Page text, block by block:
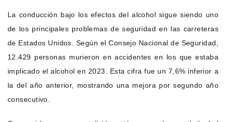
La conducción bajo los efectos del alcohol sigue siendo uno
de los principales problemas de seguridad en las carreteras
de Estados Unidos. Según el Consejo Nacional de Seguridad,
12.429 personas murieron en accidentes en los que estaba
implicado el alcohol en 2023. Esta cifra fue un 7,6% inferior a
la del año anterior, mostrando una mejora por segundo año
consecutivo.